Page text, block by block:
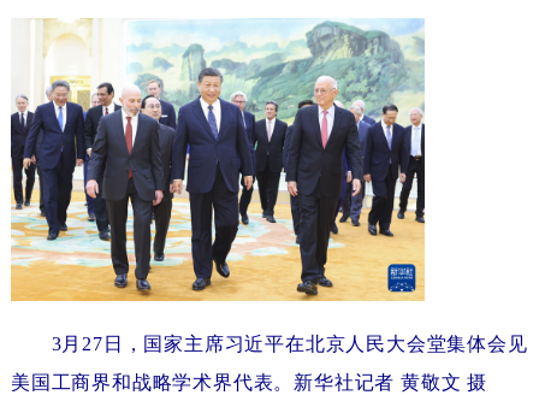
3月27日，国家主席习近平在北京人民大会堂集体会见
美国工商界和战略学术界代表。新华社记者黄敬文摄